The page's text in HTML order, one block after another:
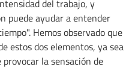
del trabajo, y
puede ayudar a entender
Hemos observado que
estos dos elementos, ya sea
la sensación de